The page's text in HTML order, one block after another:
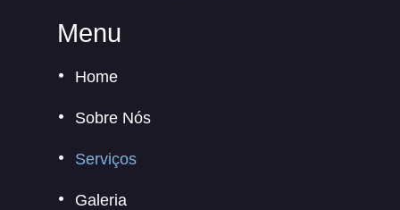
Menu
Home
Sobre Nós
Serviços
Galeria